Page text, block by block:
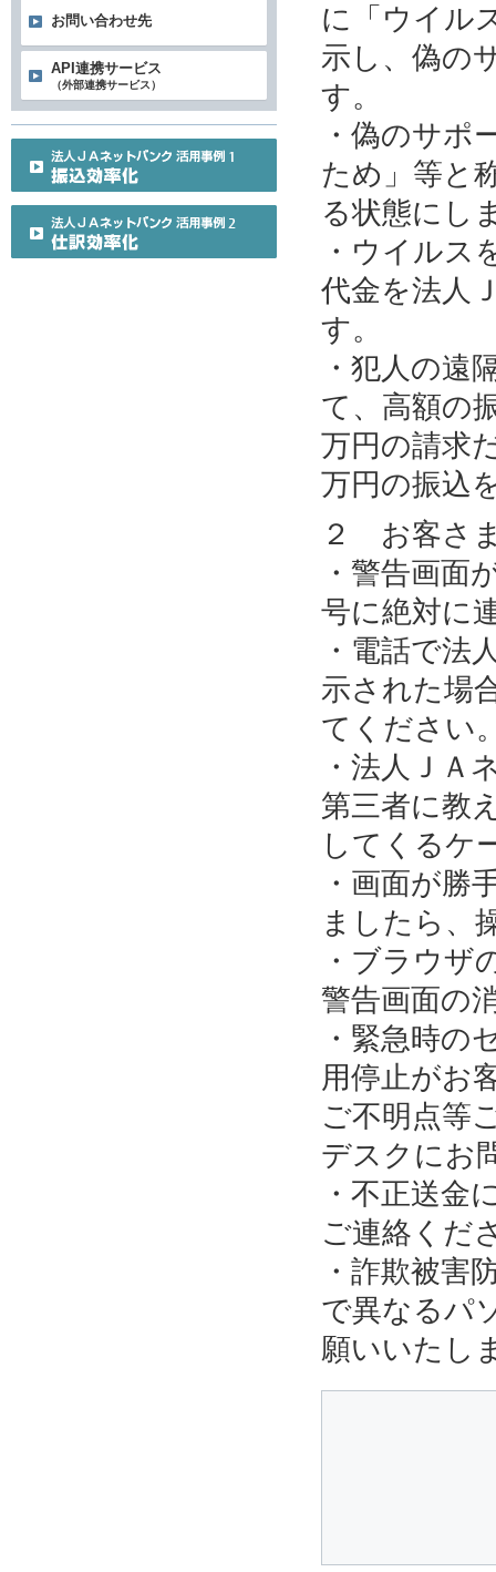
に「ウイル
示し、偽の
す。
・偽のサポ
ため」等と
る状態にし
・ウイルス
代金を法人
す。
・犯人の遠
て、高額の
万円の請求
万円の振込
２ お客さ
・警告画面
号に絶対に
・電話で法
示された場
てください
・法人ＪＡ
第三者に教
してくるケ
・画面が勝
ましたら、
・ブラウザ
警告画面の
・緊急時の
用停止がお
ご不明点等
デスクにお
・不正送金
ご連絡くだ
・詐欺被害
で異なるパ
願いいたし
お問い合わせ先
API連携サービス
（外部連携サービス）